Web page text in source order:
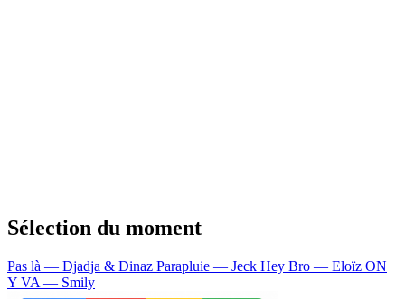
Sélection du moment
Pas là — Djadja & Dinaz Parapluie — Jeck Hey Bro — Eloïz ON
Y VA — Smily